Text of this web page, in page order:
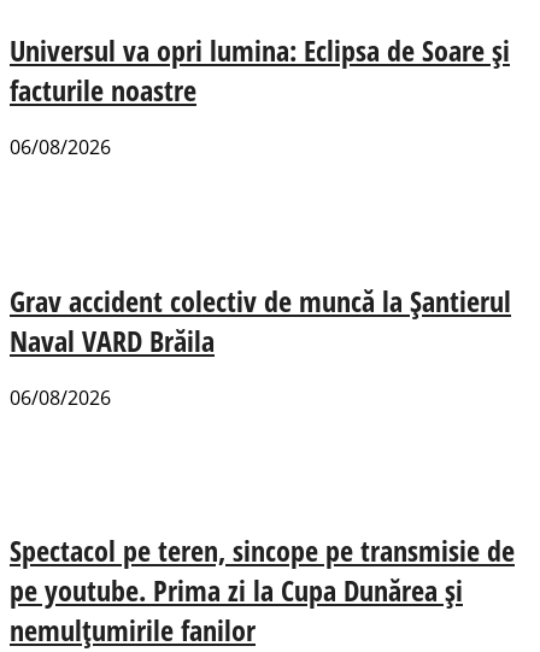
Universul va opri lumina: Eclipsa de Soare și
facturile noastre
06/08/2026
Grav accident colectiv de muncă la Șantierul
Naval VARD Brăila
06/08/2026
Spectacol pe teren, sincope pe transmisie de
pe youtube. Prima zi la Cupa Dunărea și
nemulțumirile fanilor